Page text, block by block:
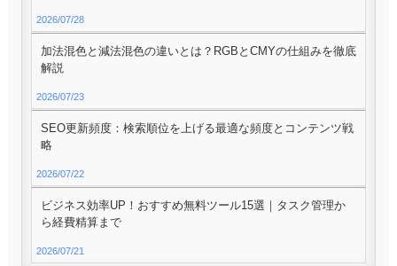
2026/07/28
加法混色と減法混色の違いとは？RGBとCMYの仕組みを徹底
解説
2026/07/23
SEO更新頻度：検索順位を上げる最適な頻度とコンテンツ戦
略
2026/07/22
ビジネス効率UP！おすすめ無料ツール15選｜タスク管理か
ら経費精算まで
2026/07/21